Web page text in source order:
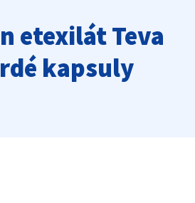
etexilát Teva
kapsuly